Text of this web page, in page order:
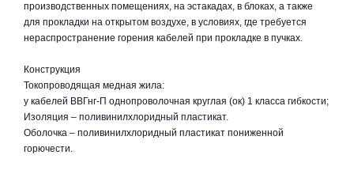
производственных помещениях, на эстакадах, в блоках, а также
для прокладки на открытом воздухе, в условиях, где требуется
нераспространение горения кабелей при прокладке в пучках.
Конструкция
Токопроводящая медная жила:
у кабелей ВВГнг-П однопроволочная круглая (ок) 1 класса гибкости;
Изоляция – поливинилхлоридный пластикат.
Оболочка – поливинилхлоридный пластикат пониженной
горючести.